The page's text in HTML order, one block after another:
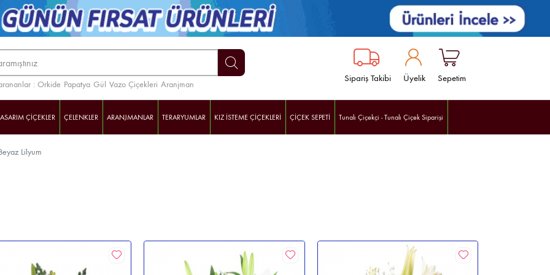
: Orkide Papatya Gül Vazo Çiçekleri Aranjman
Sipariş Takibi Üyelik Sepetim
ÇİÇEKLER ÇELENKLER ARANJMANLAR TERARYUMLAR KIZ İSTEME ÇİÇEKLERİ ÇİÇEK SEPETİ Tunalı Çiçekçi - Tunalı Çiçek Siparişi
Lilyum